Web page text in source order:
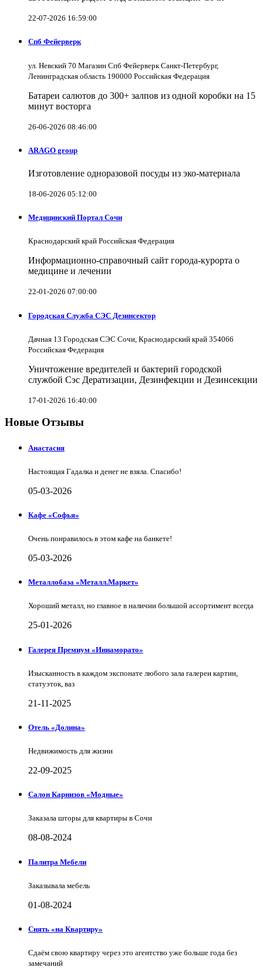
22-07-2026 16:59:00
Спб Фейерверк
ул. Невский 70 Магазин Спб Фейерверк Санкт-Петербург,
Ленинградская область 190000 Российская Федерация
Батареи салютов до 300+ залпов из одной коробки на 15
минут восторга
26-06-2026 08:46:00
ARAGO group
Изготовление одноразовой посуды из эко-материала
18-06-2026 05:12:00
Медицинский Портал Сочи
Краснодарский край Российская Федерация
Информационно-справочный сайт города-курорта о
медицине и лечении
22-01-2026 07:00:00
Городская Служба СЭС Дезинсектор
Дачная 13 Городская СЭС Сочи, Краснодарский край 354066
Российская Федерация
Уничтожение вредителей и бактерий городской
службой Сэс Дератизации, Дезинфекции и Дезинсекции
17-01-2026 16:40:00
Новые Отзывы
Анастасия
Настоящая Гадалка и денег не взяла. Спасибо!
05-03-2026
Кафе «Софья»
Очень понравилось в этом кафе на банкете!
05-03-2026
Металлобаза «Металл.Маркет»
Хороший металл, но главное в наличии большой ассортимент всегда
25-01-2026
Галерея Премиум «Иннаморато»
Изысканность в каждом экспонате любого зала галереи картин,
статуэток, ваз
21-11-2025
Отель «Долина»
Недвижимость для жизни
22-09-2025
Салон Карнизов «Модные»
Заказала шторы для квартиры в Сочи
08-08-2024
Палитра Мебели
Заказывала мебель
01-08-2024
Снять «на Квартиру»
Сдаём свою квартиру через это агентство уже больше года без
замечаний